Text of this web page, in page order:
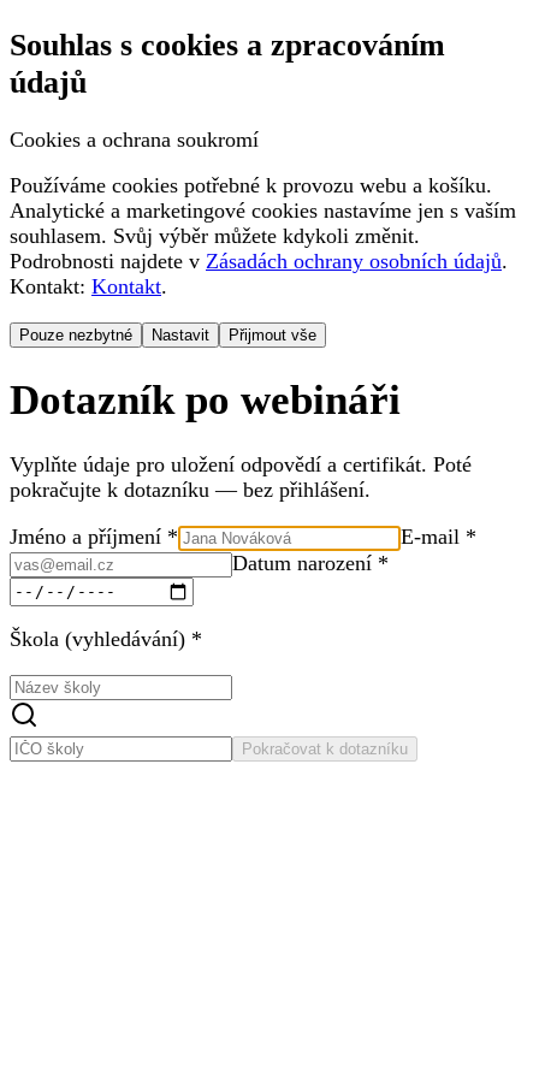
Souhlas s cookies a zpracováním
údajů
Cookies a ochrana soukromí
Používáme cookies potřebné k provozu webu a košíku.
Analytické a marketingové cookies nastavíme jen s vaším
souhlasem. Svůj výběr můžete kdykoli změnit.
Podrobnosti najdete v Zásadách ochrany osobních údajů.
Kontakt: Kontakt.
Pouze nezbytné Nastavit Přijmout vše
Dotazník po webináři
Vyplňte údaje pro uložení odpovědí a certifikát. Poté
pokračujte k dotazníku — bez přihlášení.
Jméno a příjmení *
E-mail *
Datum narození *
Škola (vyhledávání) *
Pokračovat k dotazníku